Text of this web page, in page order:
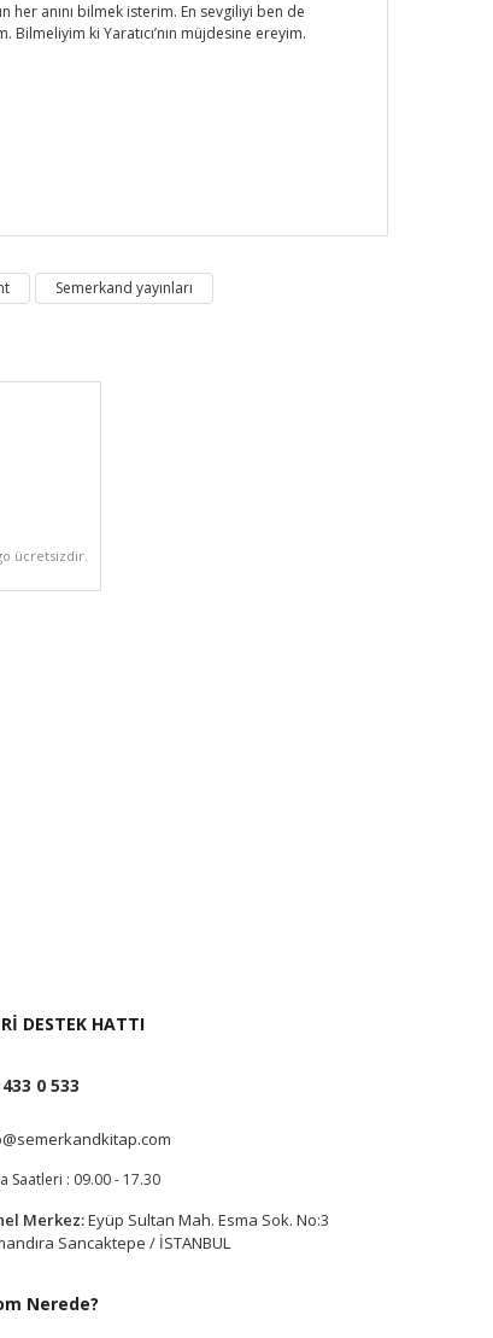
her anını bilmek isterim. En sevgiliyi ben de
ki Yaratıcı’nın müjdesine ereyim.
Semerkand yayınları
ücretsizdir.
DESTEK HATTI
0 533
Saatleri : 09.00 - 17.30
Merkez:Eyüp Sultan Mah. Esma Sok. No:3
Sancaktepe / İSTANBUL
Nerede?